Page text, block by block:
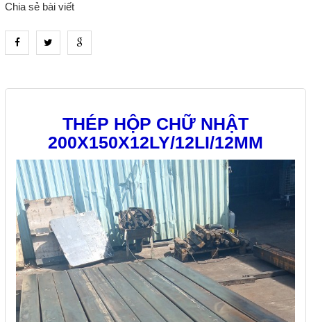
Chia sẻ bài viết
THÉP HỘP CHỮ NHẬT
200X150X12LY/12LI/12MM